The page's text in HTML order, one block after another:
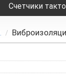
Счетчики